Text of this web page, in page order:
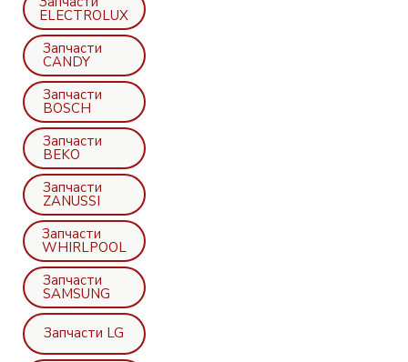
ELECTROLUX
Запчасти
CANDY
Запчасти
BOSCH
Запчасти
BEKO
Запчасти
ZANUSSI
Запчасти
WHIRLPOOL
Запчасти
SAMSUNG
Запчасти LG